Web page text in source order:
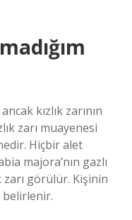
kızlık zarının
zarı muayenesi
Hiçbir alet
majora’nın gazlı
zarı görülür. Kişinin
belirlenir.